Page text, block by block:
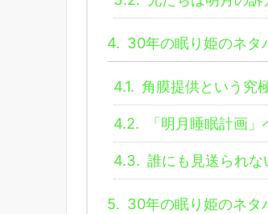
4. 30年の眠り姫のネタ
4.1. 角膜提供という究
4.2. 「明月睡眠計画
4.3. 誰にも見送られな
5. 30年の眠り姫のネタ